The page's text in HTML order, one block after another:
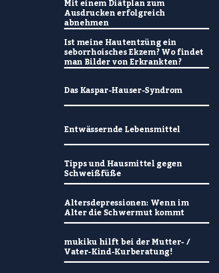
Mit einem Diätplan zum
Ausdrucken erfolgreich
abnehmen
Ist meine Hautentzüng ein
seborrhoisches Ekzem? Wo findet
man Bilder von Erkrankten?
Das Kaspar-Hauser-Syndrom
Entwässernde Lebensmittel
Tipps und Hausmittel gegen
Schweißfüße
Altersdepressionen: Wenn im
Alter die Schwermut kommt
mukiku hilft bei der Mutter- /
Vater-Kind-Kurberatung!